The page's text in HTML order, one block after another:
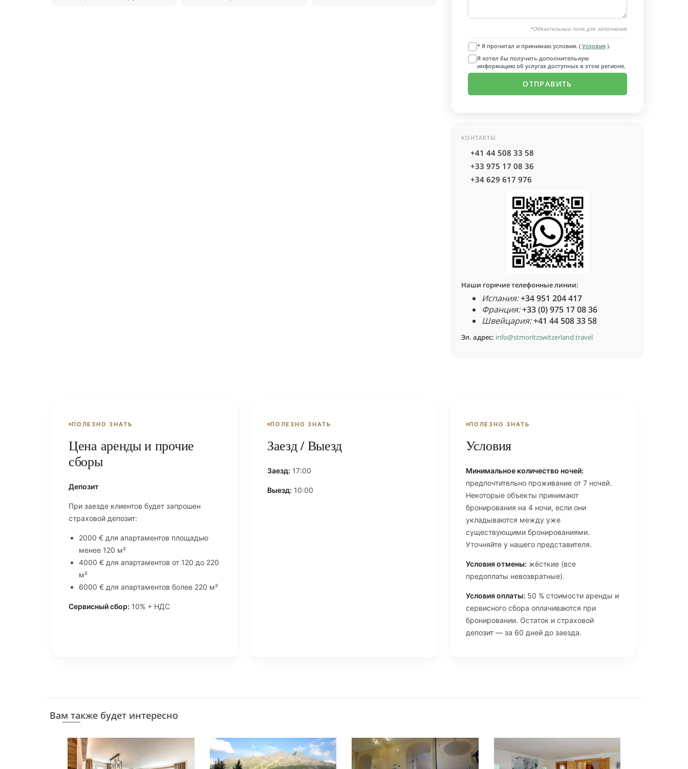
*Обязательные поля для заполнения
* Я прочитал и принимаю условия. ( Условия ).
Я хотел бы получить дополнительную
информацию об услугах доступных в этом регионе.
КОНТАКТЫ
+41 44 508 33 58
+33 975 17 08 36
+34 629 617 976
Наши горячие телефонные линии:
Испания:+34 951 204 417
Франция:+33 (0) 975 17 08 36
Швейцария:+41 44 508 33 58
Эл. адрес: info@stmoritzswitzerland.travel
ПОЛЕЗНО ЗНАТЬ
Цена аренды и прочие
сборы
Депозит
При заезде клиентов будет запрошен
страховой депозит:
2000 € для апартаментов площадью
менее 120 м²
4000 € для апартаментов от 120 до 220
м²
6000 € для апартаментов более 220 м²
Сервисный сбор: 10% + НДС
ПОЛЕЗНО ЗНАТЬ
Заезд / Выезд
Заезд: 17:00
Выезд: 10:00
ПОЛЕЗНО ЗНАТЬ
Условия
Минимальное количество ночей:
предпочтительно проживание от 7 ночей.
Некоторые объекты принимают
бронирования на 4 ночи, если они
укладываются между уже
существующими бронированиями.
Уточняйте у нашего представителя.
Условия отмены: жёсткие (все
предоплаты невозвратные).
Условия оплаты: 50 % стоимости аренды и
сервисного сбора оплачиваются при
бронировании. Остаток и страховой
депозит — за 60 дней до заезда.
Вам также будет интересно